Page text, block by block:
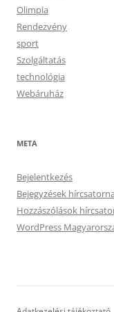
Olimpia
Rendezvény
sport
Szolgáltatás
technológia
Webáruház
META
Bejelentkezés
Bejegyzések hírcsatorna
Hozzászólások
WordPress